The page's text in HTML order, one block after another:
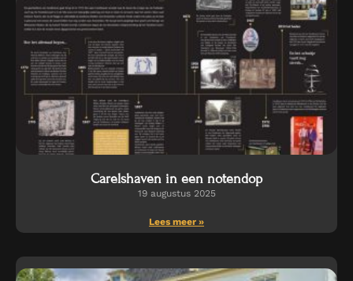
Carelshaven in een notendop
19 augustus 2025
Lees meer »